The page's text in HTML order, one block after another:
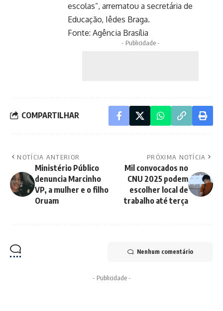
escolas”, arrematou a secretária de
Educação, Iêdes Braga.
Fonte: Agência Brasília
- Publicidade -
COMPARTILHAR
NOTÍCIA ANTERIOR
Ministério Público
denuncia Marcinho
VP, a mulher e o filho
Oruam
PRÓXIMA NOTÍCIA
Mil convocados no
CNU 2025 podem
escolher local de
trabalho até terça
Nenhum comentário
- Publicidade -